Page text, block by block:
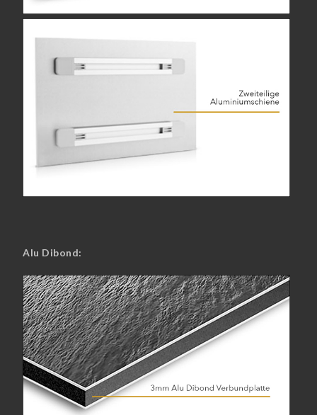
Alu Dibond: